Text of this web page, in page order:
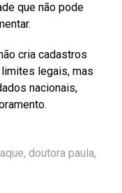
que não pode
cria cadastros
legais, mas
nacionais,
, doutora paula,